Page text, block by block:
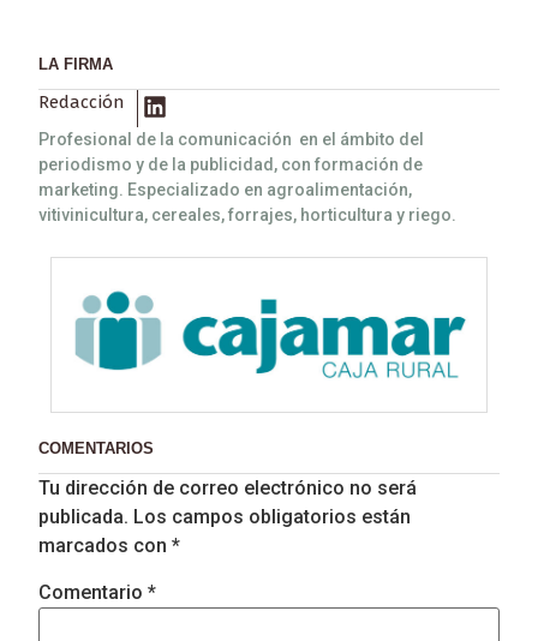
LA FIRMA
Redacción
Profesional de la comunicación en el ámbito del
periodismo y de la publicidad, con formación de
marketing. Especializado en agroalimentación,
vitivinicultura, cereales, forrajes, horticultura y riego.
COMENTARIOS
Tu dirección de correo electrónico no será
publicada. Los campos obligatorios están
marcados con *
Comentario *